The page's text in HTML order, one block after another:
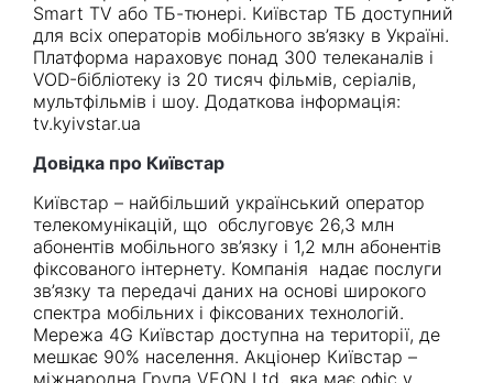
Smart TV або ТБ-тюнері. Київстар ТБ доступний
для всіх операторів мобільного зв’язку в Україні.
Платформа нараховує понад 300 телеканалів і
VOD-бібліотеку із 20 тисяч фільмів, серіалів,
мультфільмів і шоу. Додаткова інформація:
tv.kyivstar.ua
Довідка про Київстар
Київстар – найбільший український оператор
телекомунікацій, що обслуговує 26,3 млн
абонентів мобільного зв’язку і 1,2 млн абонентів
фіксованого інтернету. Компанія надає послуги
зв’язку та передачі даних на основі широкого
спектра мобільних і фіксованих технологій.
Мережа 4G Київстар доступна на території, де
мешкає 90% населення. Акціонер Київстар –
міжнародна Група VEON Ltd, яка має офіс у